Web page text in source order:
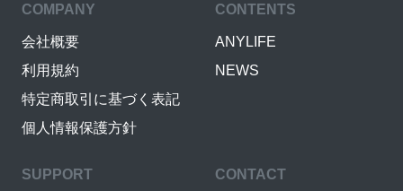
COMPANY
会社概要
利用規約
特定商取引に基づく表記
個人情報保護方針
CONTENTS
ANYLIFE
NEWS
SUPPORT CONTACT